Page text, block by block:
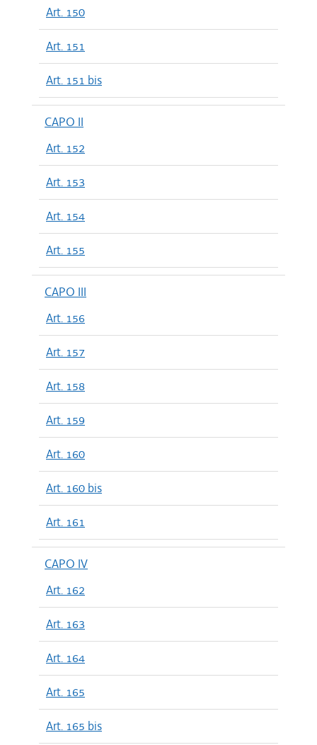
Art. 150
Art. 151
Art. 151 bis
CAPO II
Art. 152
Art. 153
Art. 154
Art. 155
CAPO III
Art. 156
Art. 157
Art. 158
Art. 159
Art. 160
Art. 160 bis
Art. 161
CAPO IV
Art. 162
Art. 163
Art. 164
Art. 165
Art. 165 bis